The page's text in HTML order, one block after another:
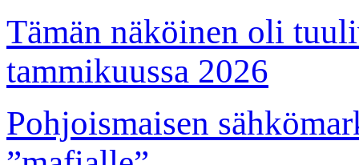
Tämän näköinen oli
tammikuussa 2026
Pohjoismaisen